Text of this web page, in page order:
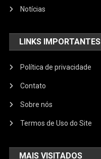
Notícias
LINKS IMPORTANTES
Política de privacidade
Contato
Sobre nós
Termos de Uso do Site
MAIS VISITADOS